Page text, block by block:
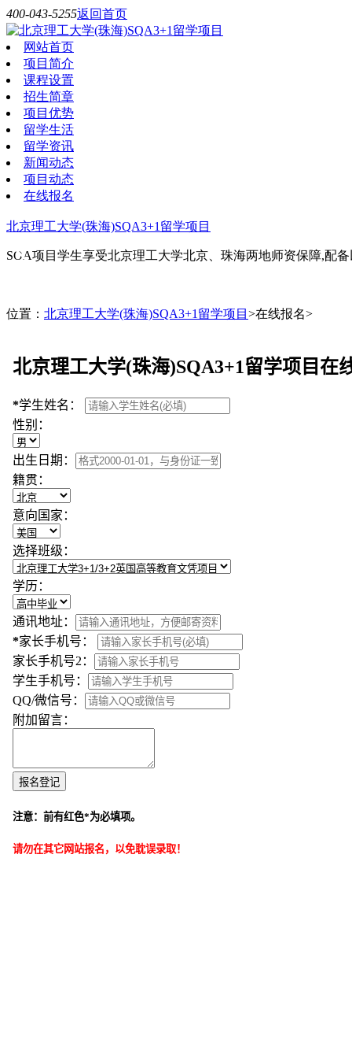
400-043-5255返回首页
网站首页
项目简介
课程设置
招生简章
项目优势
留学生活
留学资讯
新闻动态
项目动态
在线报名
北京理工大学(珠海)SQA3+1留学项目
SOA项目学生享受北京理工大学北京、珠海两地师资保障,配
位置： 北京理工大学(珠海)SQA3+1留学项目 >在线报名>